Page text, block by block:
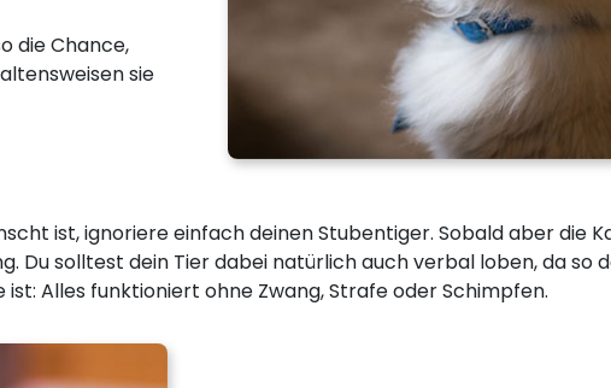
die Chance,
sie
ist, ignoriere einfach deinen Stubentiger. Sobald aber die
Du solltest dein Tier dabei natürlich auch verbal loben, da so
Alles funktioniert ohne Zwang, Strafe oder Schimpfen.